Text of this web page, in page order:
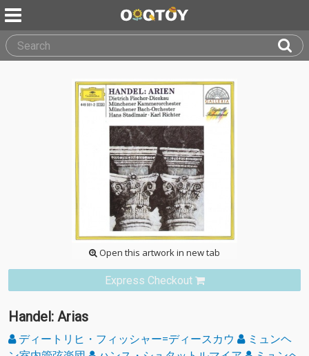
Open this artwork in new tab
Express Checkout
Handel: Arias
ディートリヒ・フィッシャー=ディースカウ
ミュンヘ